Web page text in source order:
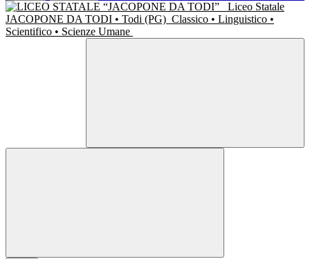
Liceo Statale
JACOPONE DA TODI • Todi (PG) Classico • Linguistico •
Scientifico • Scienze Umane